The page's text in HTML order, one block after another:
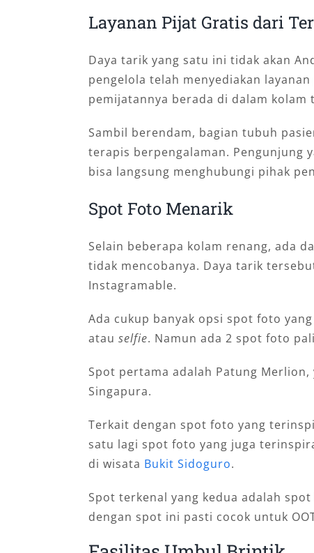
Layanan Pijat Gratis dari
Daya tarik yang satu ini tidak akan
pengelola telah menyediakan
pemijatannya berada di dalam kolam
Sambil berendam, bagian tubuh
terapis berpengalaman. Pengunjung
bisa langsung menghubungi pihak
Spot Foto Menarik
Selain beberapa kolam renang, ada
tidak mencobanya. Daya tarik
Instagramable.
Ada cukup banyak opsi spot foto
atau selfie. Namun ada 2 spot foto
Spot pertama adalah Patung
Singapura.
Terkait dengan spot foto yang
satu lagi spot foto yang juga
di wisata Bukit Sidoguro.
Spot terkenal yang kedua adalah
dengan spot ini pasti cocok untuk